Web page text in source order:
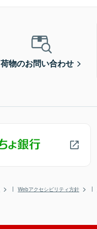
荷物のお問い合わせ
Webアクセシビリティ方針